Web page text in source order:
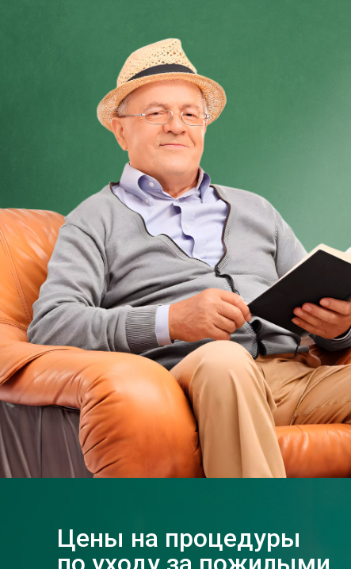
Цены на процедуры